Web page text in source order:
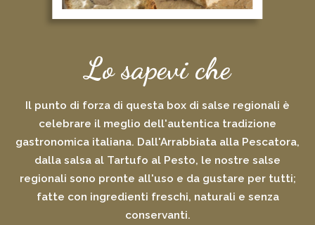
Lo sapevi che
Il punto di forza di questa box di salse regionali è
celebrare il meglio dell'autentica tradizione
gastronomica italiana. Dall'Arrabbiata alla Pescatora,
dalla salsa al Tartufo al Pesto, le nostre salse
regionali sono pronte all'uso e da gustare per tutti;
fatte con ingredienti freschi, naturali e senza
conservanti.